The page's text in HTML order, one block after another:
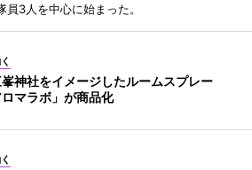
3人を中心に始まった。
神社をイメージしたルームスプレー
ロマラボ」が商品化